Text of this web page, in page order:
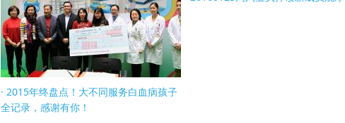
2015年终盘点！大不同服务白血病孩子
全记录，感谢有你！